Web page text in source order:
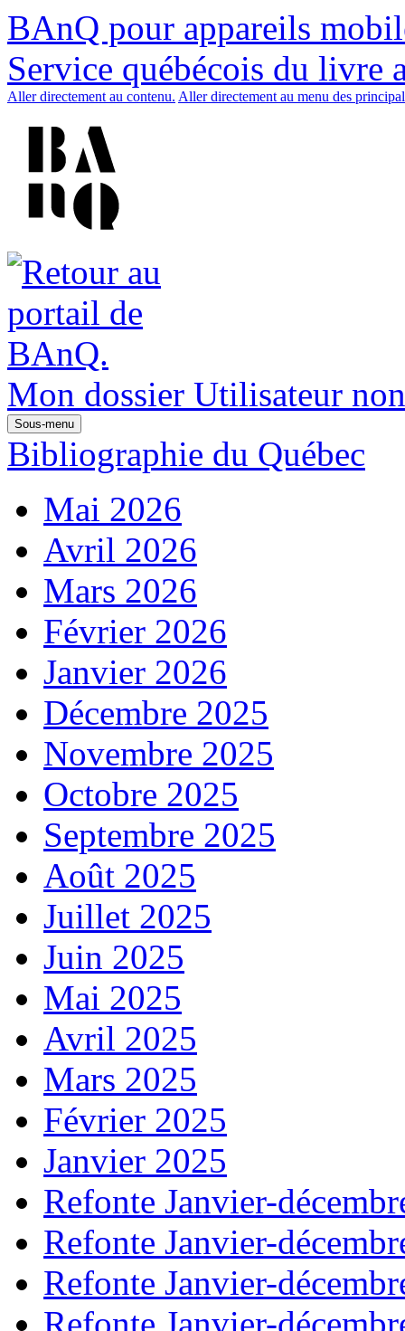
BAnQ pour appareils
Service québécois du livre
Aller directement au contenu. Aller directement au menu des
Mon dossier Utilisateur
Sous-menu
Bibliographie du Québec
Mai 2026
Avril 2026
Mars 2026
Février 2026
Janvier 2026
Décembre 2025
Novembre 2025
Octobre 2025
Septembre 2025
Août 2025
Juillet 2025
Juin 2025
Mai 2025
Avril 2025
Mars 2025
Février 2025
Janvier 2025
Refonte Janvier-
Refonte Janvier-
Refonte Janvier-